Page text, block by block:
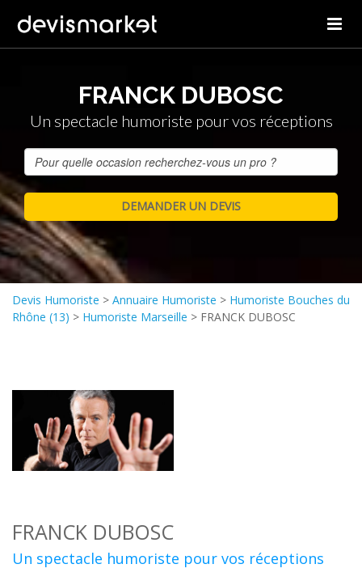
FRANCK DUBOSC
Un spectacle humoriste pour vos réceptions
Devis Humoriste > Annuaire Humoriste > Humoriste Bouches du
Rhône (13) > Humoriste Marseille > FRANCK DUBOSC
FRANCK DUBOSC
Un spectacle humoriste pour vos réceptions